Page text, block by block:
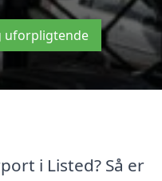
uforpligtende
i Listed? Så er